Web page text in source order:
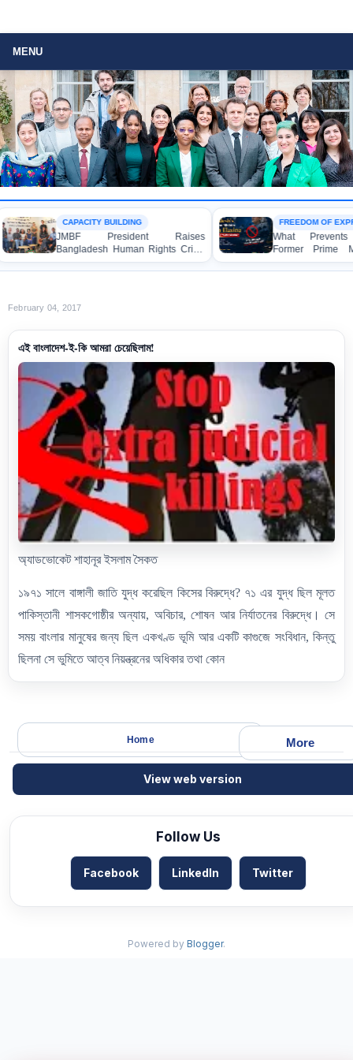
MENU
CAPACITY BUILDING
JMBF President Raises
Bangladesh Human Rights Crisis
with Enabel CEO in Brussels
FREEDOM OF
What Prevents
Former Prime
Hasina from
Media?
February 04, 2017
এই বাংলাদেশ-ই-কি আমরা চেয়েছিলাম!
অ্যাডভোকেট শাহানূর ইসলাম সৈকত
১৯৭১ সালে বাঙ্গালী জাতি যুদ্ধ করেছিল কিসের বিরুদ্ধে? ৭১ এর যুদ্ধ ছিল মূলত
পাকিস্তানী শাসকগোষ্ঠীর অন্যায়, অবিচার, শোষন আর নির্যাতনের বিরুদ্ধে। সে
সময় বাংলার মানুষের জন্য ছিল একখণ্ড ভূমি আর একটি কাগুজে সংবিধান, কিন্তু
ছিলনা সে ভুমিতে আত্ব নিয়ন্ত্রনের অধিকার তথা কোন
More
Home
View web version
Follow Us
Facebook LinkedIn Twitter
Powered by Blogger.